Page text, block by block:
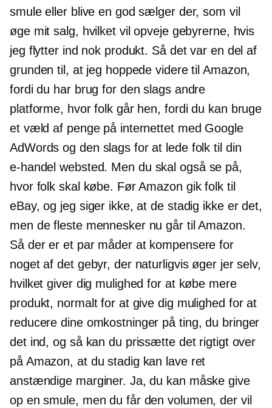
smule eller blive en god sælger der, som vil
øge mit salg, hvilket vil opveje gebyrerne, hvis
jeg flytter ind nok produkt. Så det var en del af
grunden til, at jeg hoppede videre til Amazon,
fordi du har brug for den slags andre
platforme, hvor folk går hen, fordi du kan bruge
et væld af penge på internettet med Google
AdWords og den slags for at lede folk til din
e-handel websted. Men du skal også se på,
hvor folk skal købe. Før Amazon gik folk til
eBay, og jeg siger ikke, at de stadig ikke er det,
men de fleste mennesker nu går til Amazon.
Så der er et par måder at kompensere for
noget af det gebyr, der naturligvis øger jer selv,
hvilket giver dig mulighed for at købe mere
produkt, normalt for at give dig mulighed for at
reducere dine omkostninger på ting, du bringer
det ind, og så kan du prissætte det rigtigt over
på Amazon, at du stadig kan lave ret
anstændige marginer. Ja, du kan måske give
op en smule, men du får den volumen, der vil